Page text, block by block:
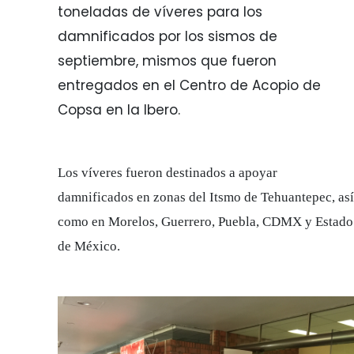
toneladas de víveres para los
damnificados por los sismos de
septiembre, mismos que fueron
entregados en el Centro de Acopio de
Copsa en la Ibero.
Los víveres fueron destinados a apoyar
damnificados en zonas delItsmo de Tehuantepec, así
como en Morelos, Guerrero, Puebla, CDMX y Estado
de México.